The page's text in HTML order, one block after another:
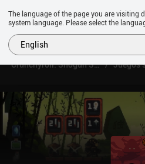
Crunchyroll: Shogun Showdown
Juegos
The language of the page you are visiting
system language. Please select the
English